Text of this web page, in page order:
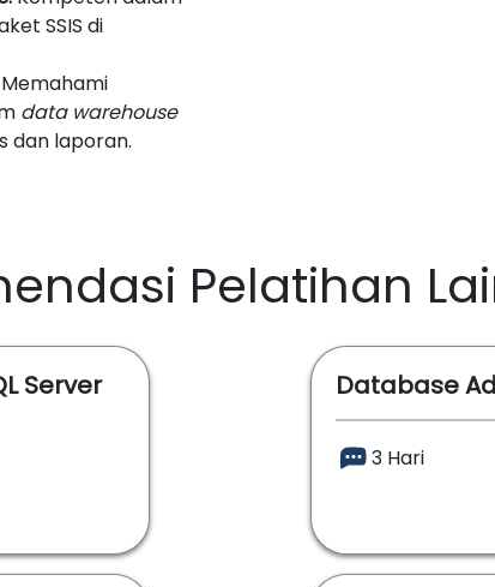
SSIS di
Memahami
data warehouse
dan laporan.
Pelatihan
Server
Database
3 Hari